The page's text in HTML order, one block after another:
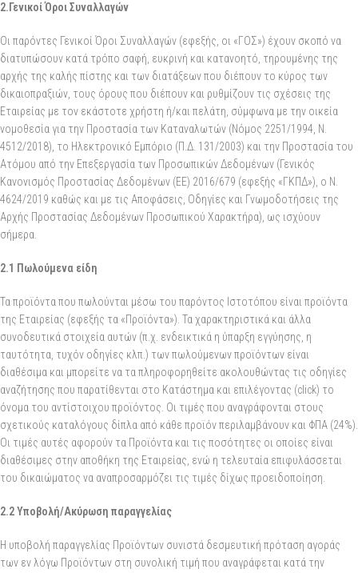
2.Γενικοί Όροι Συναλλαγών
Οι παρόντες Γενικοί Όροι Συναλλαγών (εφεξής, οι «ΓΟΣ») έχουν σκοπό να
διατυπώσουν κατά τρόπο σαφή, ευκρινή και κατανοητό, τηρουμένης της
αρχής της καλής πίστης και των διατάξεων που διέπουν το κύρος των
δικαιοπραξιών, τους όρους που διέπουν και ρυθμίζουν τις σχέσεις της
Εταιρείας με τον εκάστοτε χρήστη ή/και πελάτη, σύμφωνα με την οικεία
νομοθεσία για την Προστασία των Καταναλωτών (Νόμος 2251/1994, Ν.
4512/2018), το Ηλεκτρονικό Εμπόριο (Π.Δ. 131/2003) και την Προστασία του
Ατόμου από την Επεξεργασία των Προσωπικών Δεδομένων (Γενικός
Κανονισμός Προστασίας Δεδομένων (ΕΕ) 2016/679 (εφεξής «ΓΚΠΔ»), ο Ν.
4624/2019 καθώς και με τις Αποφάσεις, Οδηγίες και Γνωμοδοτήσεις της
Αρχής Προστασίας Δεδομένων Προσωπικού Χαρακτήρα), ως ισχύουν
σήμερα.
2.1 Πωλούμενα είδη
Τα προϊόντα που πωλούνται μέσω του παρόντος Ιστοτόπου είναι προϊόντα
της Εταιρείας (εφεξής τα «Προϊόντα»). Τα χαρακτηριστικά και άλλα
συνοδευτικά στοιχεία αυτών (π.χ. ενδεικτικά η ύπαρξη εγγύησης, η
ταυτότητα, τυχόν οδηγίες κλπ.) των πωλούμενων προϊόντων είναι
διαθέσιμα και μπορείτε να τα πληροφορηθείτε ακολουθώντας τις οδηγίες
αναζήτησης που παρατίθενται στο Κατάστημα και επιλέγοντας (click) το
όνομα του αντίστοιχου προϊόντος. Οι τιμές που αναγράφονται στους
σχετικούς καταλόγους δίπλα από κάθε προϊόν περιλαμβάνουν και ΦΠΑ (24%).
Οι τιμές αυτές αφορούν τα Προϊόντα και τις ποσότητες οι οποίες είναι
διαθέσιμες στην αποθήκη της Εταιρείας, ενώ η τελευταία επιφυλάσσεται
του δικαιώματος να αναπροσαρμόζει τις τιμές δίχως προειδοποίηση.
2.2 Υποβολή/Ακύρωση παραγγελίας
Η υποβολή παραγγελίας Προϊόντων συνιστά δεσμευτική πρόταση αγοράς
των εν λόγω Προϊόντων στη συνολική τιμή που αναγράφεται κατά την